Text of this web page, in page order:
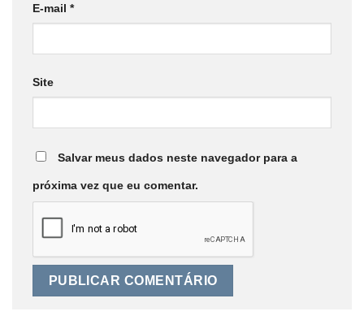
E-mail *
Site
Salvar meus dados neste navegador para a
próxima vez que eu comentar.